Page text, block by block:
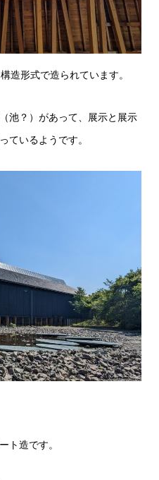
造形式で造られています。
池？）があって、展示と展示
ているようです。
ト造です。